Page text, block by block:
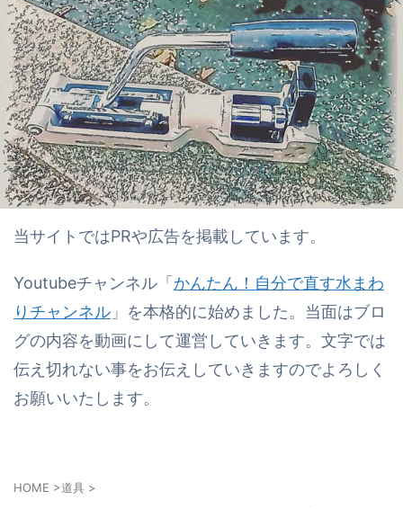
当サイトではPRや広告を掲載しています。
Youtubeチャンネル「 かんたん！自分で直す水まわ
りチャンネル 」を本格的に始めました。当面はブロ
グの内容を動画にして運営していきます。文字では
伝え切れない事をお伝えしていきますのでよろしく
お願いいたします。
HOME >道具 >